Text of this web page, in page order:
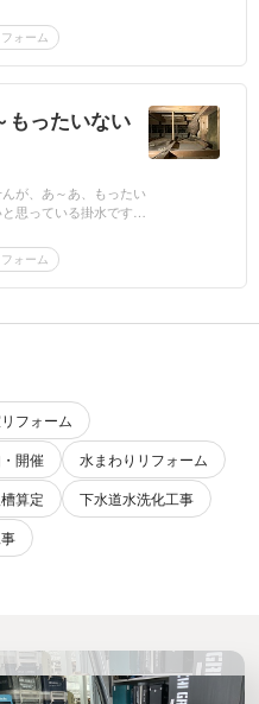
ォーム
ったいない
が、あ～あ、もったい
思っている掛水です。
ォーム
フォーム
開催
水まわりリフォーム
算定
下水道水洗化工事